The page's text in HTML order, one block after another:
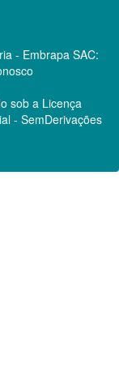
- Embrapa SAC:
sob a Licença
- SemDerivações